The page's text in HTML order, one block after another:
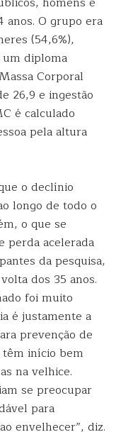
O grupo era
(54,6%),
um diploma
Corporal
26,9 e ingestão
é calculado
pela altura
o declínio
longo de todo o
o que se
perda acelerada
da pesquisa,
dos 35 anos.
foi muito
é justamente a
prevenção de
início bem
na velhice.
se preocupar
para
envelhecer”, diz.